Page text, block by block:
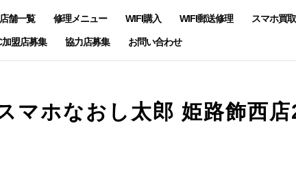
店舗一覧 修理メニュー WIFI購入 WIFI郵送修理 スマホ買取
加盟店募集 協力店募集 お問い合わせ
マホなおし太郎 姫路飾西店